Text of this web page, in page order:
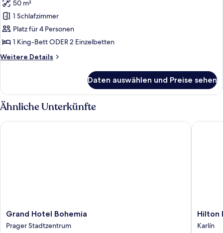
&
Executive
für
Junior-
Suite
(Free
SPA
entrance
Executive
Lounge)
anzeigen
50 m²
1 Schlafzimmer
Platz für 4 Personen
1 King-Bett ODER 2 Einzelbetten
Weitere Details
Weitere
Suite
(Free
SPA
&
Daten auswählen und Preise sehen
Ähnliche Unterkünfte
Grand
Hotel
Bohemia
Grand Hotel Bohemia
Prager Stadtzentrum
Grand Hotel Bohemia
Hilton
Prague
Atrium
Hilton
Karlín
Hilton